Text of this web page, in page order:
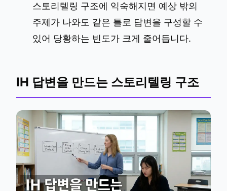
스토리텔링 구조에 익숙해지면 예상 밖의
주제가 나와도 같은 틀로 답변을 구성할 수
있어 당황하는 빈도가 크게 줄어듭니다.
IH 답변을 만드는 스토리텔링 구조